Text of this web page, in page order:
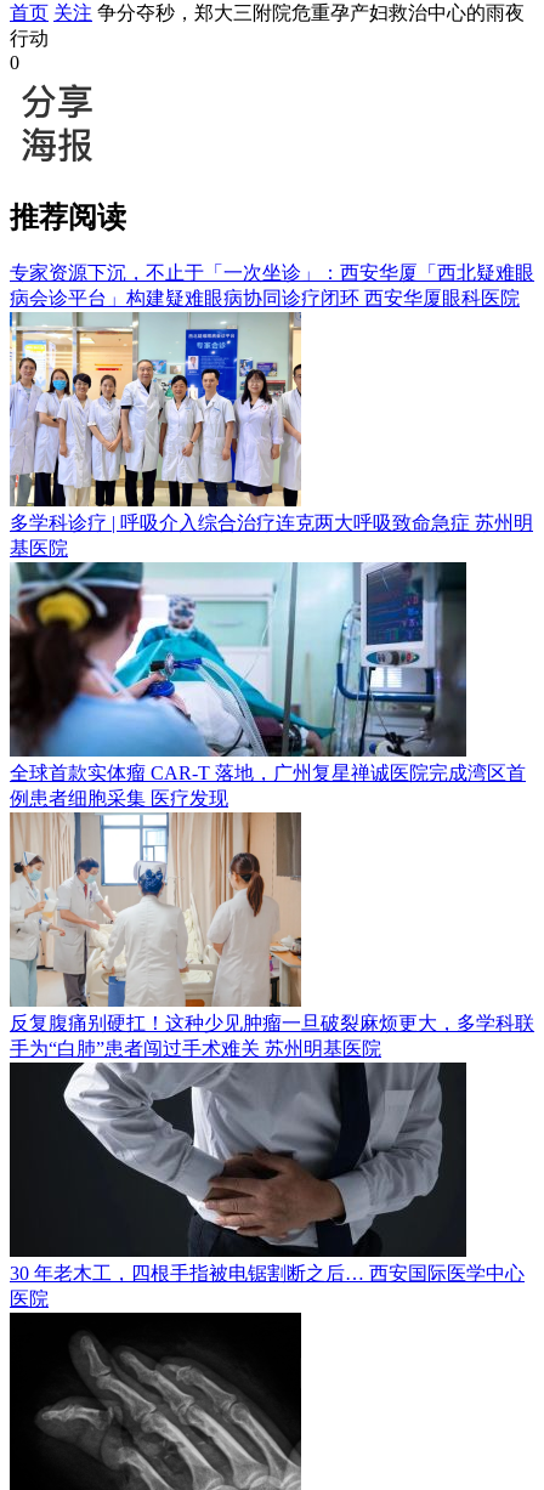
首页 关注 争分夺秒，郑大三附院危重孕产妇救治中心的雨夜
行动
0
推荐阅读
专家资源下沉，不止于「一次坐诊」：西安华厦「西北疑难眼
病会诊平台」构建疑难眼病协同诊疗闭环 西安华厦眼科医院
多学科诊疗 | 呼吸介入综合治疗连克两大呼吸致命急症 苏州明
基医院
全球首款实体瘤 CAR-T 落地，广州复星禅诚医院完成湾区首
例患者细胞采集 医疗发现
反复腹痛别硬扛！这种少见肿瘤一旦破裂麻烦更大，多学科联
手为“白肺”患者闯过手术难关 苏州明基医院
30 年老木工，四根手指被电锯割断之后… 西安国际医学中心
医院